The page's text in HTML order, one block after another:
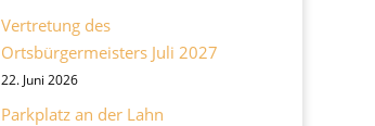
Vertretung des
Ortsbürgermeisters Juli 2027
22. Juni 2026
Parkplatz an der Lahn